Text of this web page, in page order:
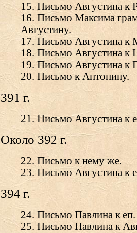
15. Письмо Августина к
16. Письмо Максима
Августину.
17. Письмо Августина к
18. Письмо Августина к
19. Письмо Августина к
20. Письмо к Антонину.
391 г.
21. Письмо Августина к
Около 392 г.
22. Письмо к нему же.
23. Письмо Августина к
394 г.
24. Письмо Павлина к
25. Письмо Павлина к